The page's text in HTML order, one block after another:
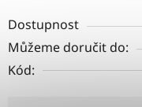
Dostupnost
Můžeme doručit do:
Kód: